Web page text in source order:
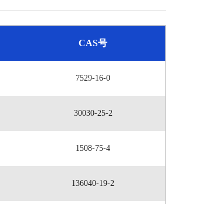
CAS号
7529-16-0
30030-25-2
1508-75-4
136040-19-2